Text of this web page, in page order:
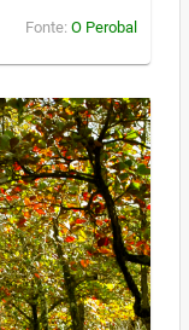
Fonte: O Perobal